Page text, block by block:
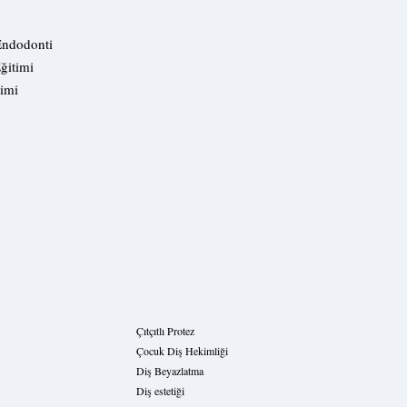
Çıtçıtlı Protez
Çocuk Diş Hekimliği
Diş Beyazlatma
Diş estetiği